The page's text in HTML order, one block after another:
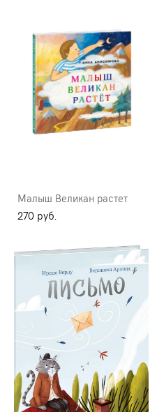
Малыш Великан растет
270 pуб.